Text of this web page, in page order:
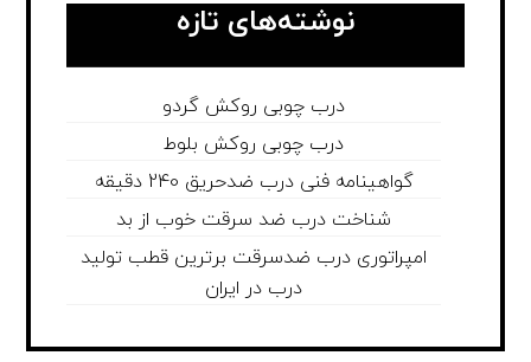
نوشته‌های تازه
درب چوبی روکش گردو
درب چوبی روکش بلوط
گواهینامه فنی درب ضدحریق 240 دقیقه
شناخت درب ضد سرقت خوب از بد
امپراتوری درب ضدسرقت برترین قطب تولید
درب در ایران